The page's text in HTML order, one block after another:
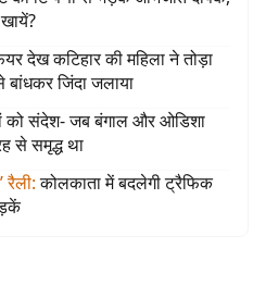
देख कटिहार की महिला ने तोड़ा
जिंदा जलाया
को संदेश- जब बंगाल और ओडिशा
से समृद्ध था
रैली: कोलकाता में बदलेगी ट्रैफिक